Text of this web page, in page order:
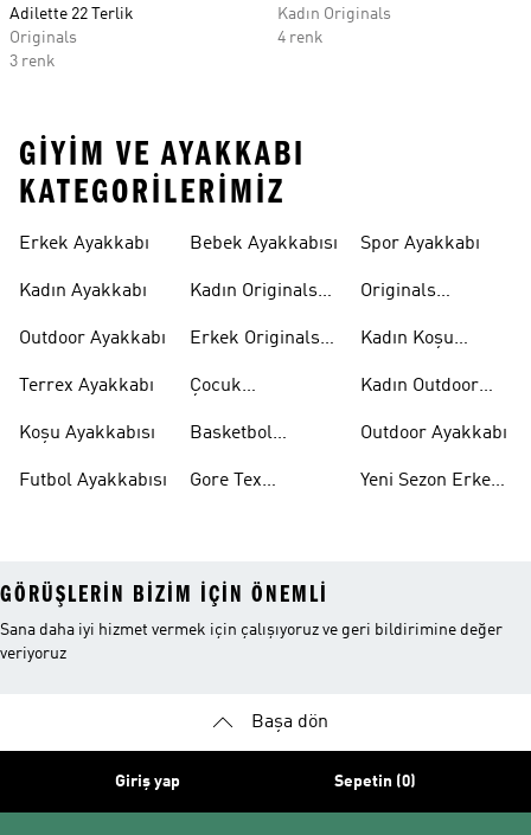
Adilette 22 Terlik
Originals
3 renk
Kadın Originals
4 renk
GIYIM VE AYAKKABI
KATEGORILERIMIZ
Erkek Ayakkabı
Kadın Ayakkabı
Outdoor Ayakkabı
Terrex Ayakkabı
Koşu Ayakkabısı
Futbol Ayakkabısı
Bebek Ayakkabısı
Kadın Originals
Erkek Originals
Çocuk
Basketbol
Gore Tex
Spor Ayakkabı
Originals
Kadın Koşu
Kadın Outdoor
Outdoor Ayakkabı
Yeni Sezon Erkek
GÖRÜŞLERIN BIZIM IÇIN ÖNEMLI
Sana daha iyi hizmet vermek için çalışıyoruz ve geri bildirimine değer
veriyoruz
Başa dön
Giriş yap Sepetin (0)